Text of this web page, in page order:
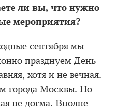
ли вы, что нужно
мероприятия?
сентября мы
празднуем День
хотя и не вечная.
города Москвы. Но
не догма. Вполне